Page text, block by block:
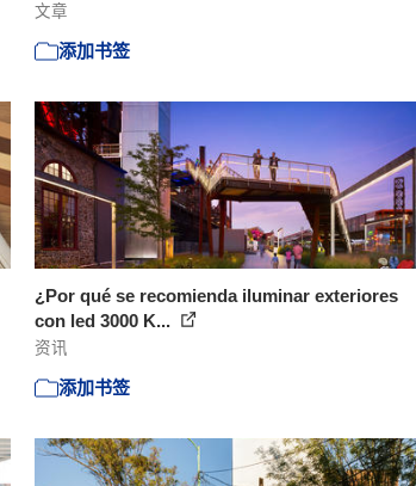
文章
添加书签
¿Por qué se recomienda iluminar exteriores
con led 3000 K...
资讯
添加书签